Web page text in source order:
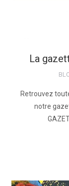
La
Retrouvez
notre